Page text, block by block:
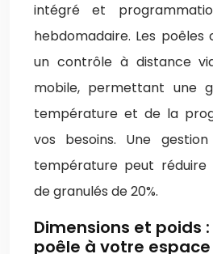
intégré et
hebdomadaire. Les
un contrôle à distance
mobile, permettant une
température et de la
vos besoins. Une
température peut réduire
de granulés de 20%.
Dimensions et poids
poêle à votre espace